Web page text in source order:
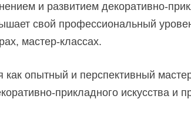
и развитием декоративно-
свой профессиональный
мастер-классах.
как опытный и перспективный
прикладного искусства и